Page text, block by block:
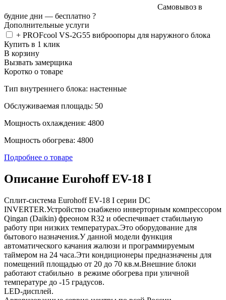
Самовывоз в
будние дни — бесплатно ?
Дополнительные услуги
+ PROFcool VS-2G55 виброопоры для наружного блока
Купить в 1 клик
В корзину
Вызвать замерщика
Коротко о товаре
Тип внутреннего блока: настенные
Обслуживаемая площадь: 50
Мощность охлаждения: 4800
Мощность обогрева: 4800
Подробнее о товаре
Описание Eurohoff EV-18 I
Сплит-система Eurohoff EV-18 I серии DC
INVERTER.Устройство снабжено инверторным компрессором
Qingan (Daikin) фреоном R32 и обеспечивает стабильную
работу при низких температурах.Это оборудование для
бытового назначения.У данной модели функция
автоматического качания жалюзи и программируемым
таймером на 24 часа.Эти кондиционеры предназначены для
помещений площадью от 20 до 70 кв.м.Внешние блоки
работают стабильно в режиме обогрева при уличной
температуре до -15 градусов.
LED-дисплей.